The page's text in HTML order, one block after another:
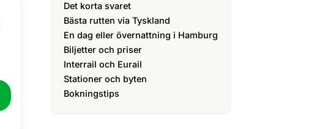
Det korta svaret
Bästa rutten via Tyskland
En dag eller övernattning i Hamburg
Biljetter och priser
Interrail och Eurail
Stationer och byten
Bokningstips